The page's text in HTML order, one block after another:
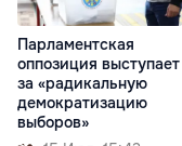
Парламентская
оппозиция выступает
за «радикальную
демократизацию
выборов»